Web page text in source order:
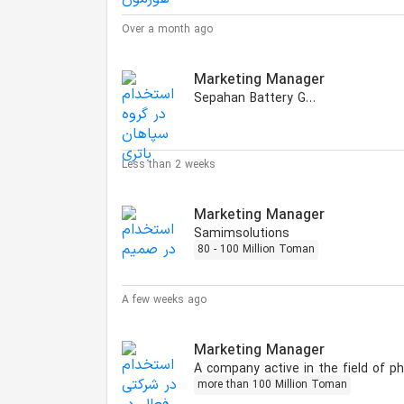
Over a month ago
Marketing Manager
Sepahan Battery Group
Less than 2 weeks
Marketing Manager
Samimsolutions
80 - 100 Million Toman
A few weeks ago
Marketing Manager
more than 100 Million Toman